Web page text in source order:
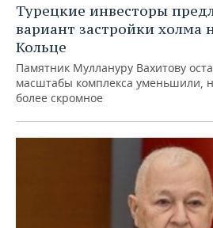
Турецкие инвесторы
вариант застройки холма
Кольце
Памятник Муллануру Вахитову
масштабы комплекса уменьшили,
более скромное